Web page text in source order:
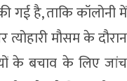
गई है, ताकि कॉलोनी में
मौसम के दौरान
के बचाव के लिए जांच